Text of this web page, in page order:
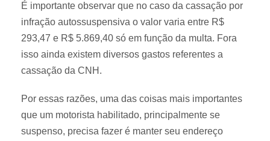
É importante observar que no caso da cassação por
infração autossuspensiva o valor varia entre R$
293,47 e R$ 5.869,40 só em função da multa. Fora
isso ainda existem diversos gastos referentes a
cassação da CNH.
Por essas razões, uma das coisas mais importantes
que um motorista habilitado, principalmente se
suspenso, precisa fazer é manter seu endereço